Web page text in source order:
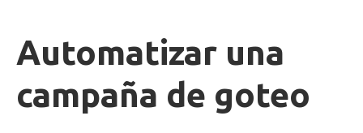
Automatizar una
campaña de goteo